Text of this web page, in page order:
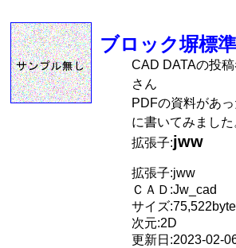
ブロック塀標
CAD DATAの投
さん
PDFの資料があ
に書いてみました
拡張子:jww
拡張子:jww
ＣＡＤ:Jw_cad
サイズ:75,522byte
次元:2D
更新日:2023-02-